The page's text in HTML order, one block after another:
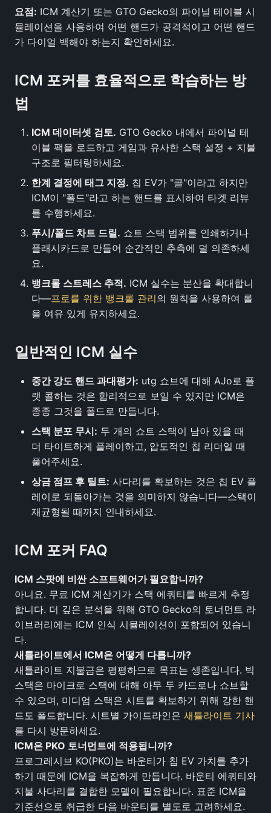
요점: ICM 계산기 또는 GTO Gecko의 파이널 테이블 시
뮬레이션을 사용하여 어떤 핸드가 공격적이고 어떤 핸드
가 다이얼 백해야 하는지 확인하세요.
ICM 포커를 효율적으로 학습하는 방
법
ICM 데이터셋 검토. GTO Gecko 내에서 파이널 테
이블 팩을 로드하고 게임과 유사한 스택 설정 + 지불
구조로 필터링하세요.
한계 결정에 태그 지정. 칩 EV가 "콜"이라고 하지만
ICM이 "폴드"라고 하는 핸드를 표시하여 타겟 리뷰
를 수행하세요.
푸시/폴드 차트 드릴. 쇼트 스택 범위를 인쇄하거나
플래시카드로 만들어 순간적인 추측에 덜 의존하세
요.
뱅크롤 스트레스 추적. ICM 실수는 분산을 확대합니
다—프로를 위한 뱅크롤 관리의 원칙을 사용하여 롤
을 여유 있게 유지하세요.
일반적인 ICM 실수
중간 강도 핸드 과대평가: utg 쇼브에 대해 AJo로 플
랫 콜하는 것은 합리적으로 보일 수 있지만 ICM은
종종 그것을 폴드로 만듭니다.
스택 분포 무시: 두 개의 쇼트 스택이 남아 있을 때
더 타이트하게 플레이하고, 압도적인 칩 리더일 때
풀어주세요.
상금 점프 후 틸트: 사다리를 확보하는 것은 칩 EV 플
레이로 되돌아가는 것을 의미하지 않습니다—스택이
재균형될 때까지 인내하세요.
ICM 포커 FAQ
ICM 스팟에 비싼 소프트웨어가 필요합니까?
아니요. 무료 ICM 계산기가 스택 에쿼티를 빠르게 추정
합니다. 더 깊은 분석을 위해 GTO Gecko의 토너먼트 라
이브러리에는 ICM 인식 시뮬레이션이 포함되어 있습니
다.
새틀라이트에서 ICM은 어떻게 다릅니까?
새틀라이트 지불금은 평평하므로 목표는 생존입니다. 빅
스택은 마이크로 스택에 대해 아무 두 카드로나 쇼브할
수 있으며, 미디엄 스택은 시트를 확보하기 위해 강한 핸
드도 폴드합니다. 시트별 가이드라인은 새틀라이트 기사
를 다시 방문하세요.
ICM은 PKO 토너먼트에 적용됩니까?
프로그레시브 KO(PKO)는 바운티가 칩 EV 가치를 추가
하기 때문에 ICM을 복잡하게 만듭니다. 바운티 에쿼티와
지불 사다리를 결합한 모델이 필요합니다. 표준 ICM을
기준선으로 취급한 다음 바운티를 별도로 고려하세요.